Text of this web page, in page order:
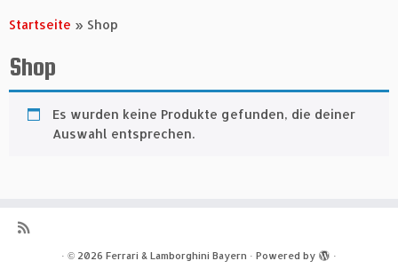
Inhalt
Startseite » Shop
Shop
Es wurden keine Produkte gefunden, die deiner
Auswahl entsprechen.
· © 2026 Ferrari & Lamborghini Bayern · Powered by
·